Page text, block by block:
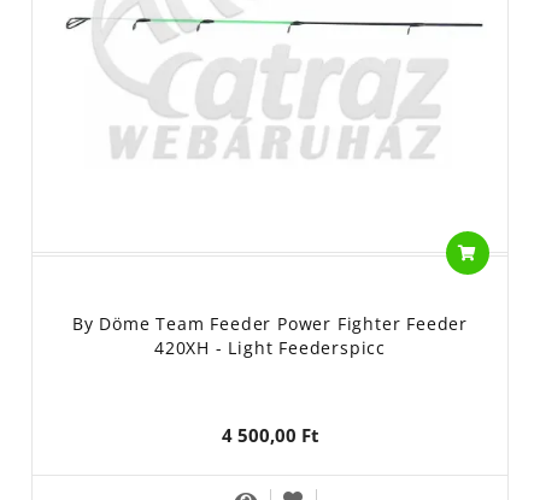
By Döme Team Feeder Power Fighter Feeder
420XH - Light Feederspicc
4 500,00 Ft